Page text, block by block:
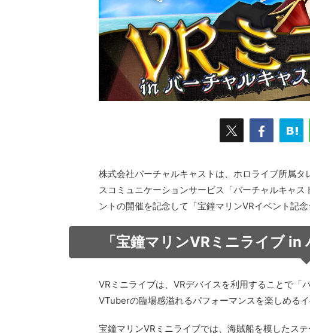
株式会社バーチャルキャストは、ホロライブ所属
スコミュニケーションサービス「バーチャルキャ
ントの開催を記念して「宝鐘マリンVRイベント記
「宝鐘マリンVRミニライブ
VRミニライブは、VRデバイスを利用することで「
VTuberの臨場感溢れるパフォーマンスを楽しめるイ
宝鐘マリンVRミニライブでは、海賊船を模したス